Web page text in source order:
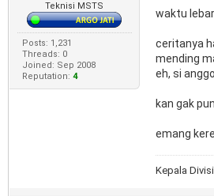
Teknisi MSTS
Posts: 1,231
Threads: 0
Joined: Sep 2008
Reputation: 4
waktu
ceritanya
mending
eh, si
kan gak
emang
Kepala